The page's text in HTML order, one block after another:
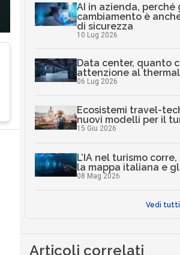
AI in azienda, perché
cambiamento è
di sicurezza
10 Lug 2026
Data center, quanto
attenzione al
06 Lug 2026
Ecosistemi travel-
nuovi modelli per il
15 Giu 2026
L’IA nel turismo
la mappa italiana e
08 Mag 2026
Vedi
Articoli correlati